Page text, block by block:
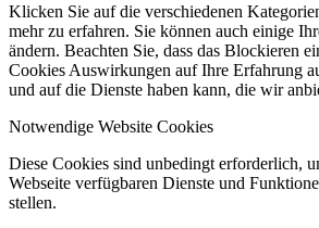
Klicken Sie auf die verschiedenen
mehr zu erfahren. Sie können auch einige
ändern. Beachten Sie, dass das Blockieren
Cookies Auswirkungen auf Ihre Erfahrung
und auf die Dienste haben kann, die wir
Notwendige Website Cookies
Diese Cookies sind unbedingt erforderlich,
Webseite verfügbaren Dienste und
stellen.